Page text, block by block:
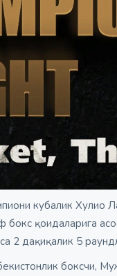
кубалик Хулио
қоидаларига
2 дақиқалик 5
боксчи,